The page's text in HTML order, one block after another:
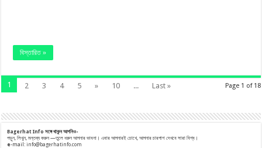
বিস্তারিত »
Page 1 of 18
1 2 3 4 5 » 10 ... Last »
Bagerhat Info সঙ্গেথাকুনআপনিও-
পড়ুন, লিখুন, মন্তব্য করুন —তুলে ধরুন আপনার ভাবনা। এবার আপনারই চোখে, আপনার চারপাশ দেখবে সারা বিশ্ব।
e-mail:info@bagerhatinfo.com